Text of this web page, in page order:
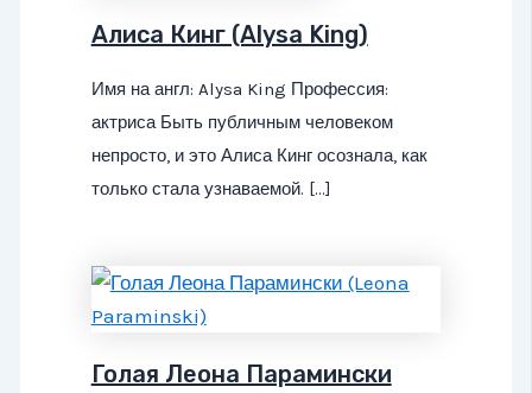
Алиса Кинг (Alysa King)
Имя на англ: Alysa King Профессия:
актриса Быть публичным человеком
непросто, и это Алиса Кинг осознала, как
только стала узнаваемой. […]
Голая Леона Парамински